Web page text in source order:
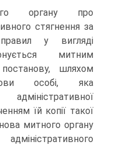
органу про
стягнення за
у вигляді
митним
шляхом
особі, яка
їй копії такої
митного органу